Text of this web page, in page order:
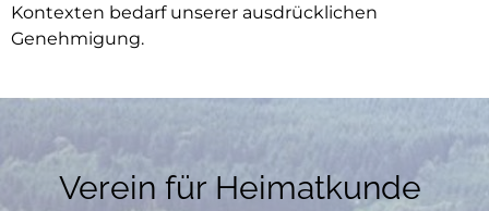
Kontexten bedarf unserer ausdrücklichen
Genehmigung.
Verein für Heimatkunde